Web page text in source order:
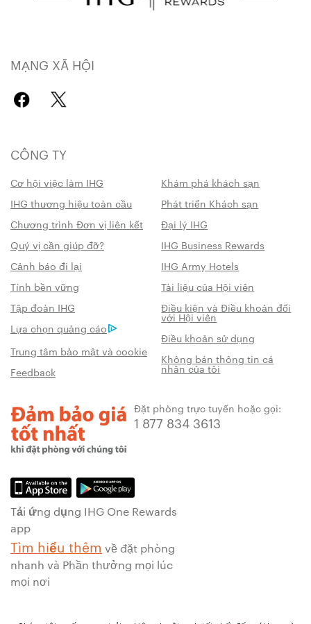
MẠNG XÃ HỘI
CÔNG TY
Cơ hội việc làm IHG
Khám phá khách sạn
IHG thương hiệu toàn cầu
Phát triển Khách sạn
Chương trình Đơn vị liên kết
Đại lý IHG
Quý vị cần giúp đỡ?
IHG Business Rewards
Cảnh báo đi lại
IHG Army Hotels
Tính bền vững
Tài liệu của Hội viên
Tập đoàn IHG
Điều kiện và Điều khoản đối
với Hội viên
Lựa chọn quảng cáo
Điều khoản sử dụng
Trung tâm bảo mật và cookie
Không bán thông tin cá
nhân của tôi
Feedback
Đặt phòng trực tuyến hoặc gọi:
1 877 834 3613
Tải ứng dụng IHG One Rewards
app
Tìm hiểu thêm về đặt phòng
nhanh và Phần thưởng mọi lúc
mọi nơi